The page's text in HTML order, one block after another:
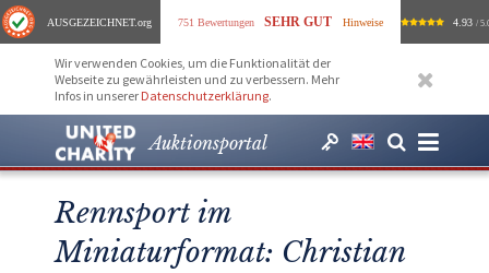
AUSGEZEICHNET.org 751 Bewertungen SEHR GUT Hinweise 4.93 /
Wir verwenden Cookies, um die Funktionalität der
Webseite zu gewährleisten und zu verbessern. Mehr
Infos in unserer Datenschutzerklärung.
Auktionsportal
Rennsport im
Miniaturformat: Christian